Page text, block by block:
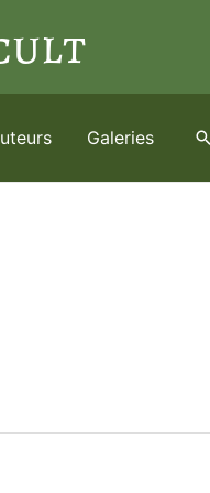
Galeries